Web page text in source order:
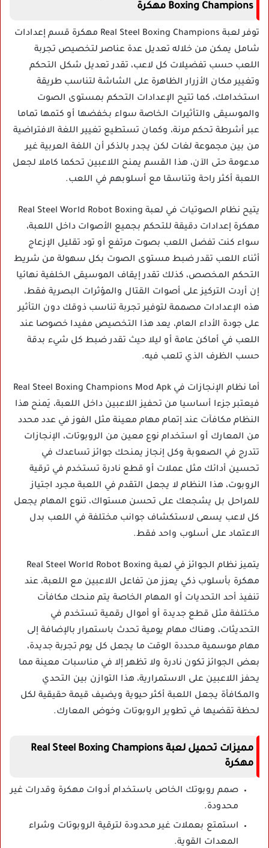
Boxing Champions مهكرة
توفر لعبة Real Steel Boxing Champions مهكرة قسم إعدادات
شامل يمكن من خلاله تعديل عدة عناصر لتخصيص تجربة
اللعب حسب تفضيلات كل لاعب، تقدر تعديل شكل التحكم
وتغيير مكان الأزرار الظاهرة على الشاشة لتناسب طريقة
استخدامك، كما تتيح الإعدادات التحكم بمستوى الصوت
والموسيقى والتأثيرات الخاصة سواء بخفضها أو كتمها تماما
عبر أشرطة تحكم مرنة، وكمان تستطيع تغيير اللغة الافتراضية
من بين مجموعة لغات لكن يجدر بالذكر أن اللغة العربية غير
مدعومة حتى الآن، هذا القسم يمنح اللاعبين تحكما كاملا لجعل
اللعبة أكثر راحة وتناسقا مع أسلوبهم في اللعب.
يتيح نظام الصوتيات في لعبة Real Steel World Robot Boxing
مهكرة إعدادات دقيقة للتحكم بجميع الأصوات داخل اللعبة،
سواء كنت تفضل اللعب بصوت مرتفع أو تود تقليل الإزعاج
أثناء اللعب تقدر ضبط مستوى الصوت بكل سهولة من شريط
التحكم المخصص، كذلك تقدر إيقاف الموسيقى الخلفية نهائيا
إن أردت التركيز على أصوات القتال والمؤثرات البصرية فقط،
هذه الإعدادات مصممة لتوفير تجربة تناسب ذوقك دون التأثير
على جودة الأداء العام، يعد هذا التخصيص مفيدا خصوصا عند
اللعب في أماكن عامة أو ليلا حيث تقدر ضبط كل شيء بدقة
حسب الظرف الذي تلعب فيه.
أما نظام الإنجازات في Real Steel Boxing Champions Mod Apk
فيعتبر جزءا أساسيا من تحفيز اللاعبين داخل اللعبة، يَمنح هذا
النظام مكافآت عند إتمام مهام معينة مثل الفوز في عدد محدد
من المعارك أو استخدام نوع معين من الروبوتات، الإنجازات
تتدرج في الصعوبة وكل إنجاز يمنحك جوائز تساعدك في
تحسين أدائك مثل عملات أو قطع نادرة تستخدم في ترقية
الروبوت، هذا النظام لا يجعل التقدم في اللعبة مجرد اجتياز
للمراحل بل يشجعك على تحسن مستواك، تنوع المهام يجعل
كل لاعب يسعى لاستكشاف جوانب مختلفة في اللعب بدل
الاعتماد على أسلوب واحد فقط.
يتميز نظام الجوائز في لعبة Real Steel World Robot Boxing
مهكرة بأسلوب ذكي يعزز من تفاعل اللاعبين مع اللعبة، عند
تنفيذ أحد التحديات أو المهام الخاصة يتم منحك مكافآت
مختلفة مثل قطع جديدة أو أموال رقمية تستخدم في
التحديثات، وهناك مهام يومية تحدث باستمرار بالإضافة إلى
مهام موسمية محددة الوقت ما يجعل كل يوم تجربة جديدة،
بعض الجوائز تكون نادرة ولا تظهر إلا في مناسبات معينة مما
يحفز اللاعبين على الاستمرارية، هذا التوازن بين التحدي
والمكافأة يجعل اللعبة أكثر حيوية ويضيف قيمة حقيقية لكل
لحظة تقضيها في تطوير الروبوتات وخوض المعارك.
مميزات تحميل لعبة Real Steel Boxing Champions
مهكرة
صمم روبوتك الخاص باستخدام أدوات مهكرة وقدرات غير
محدودة.
استمتع بعملات غير محدودة لترقية الروبوتات وشراء
المعدات القوية.